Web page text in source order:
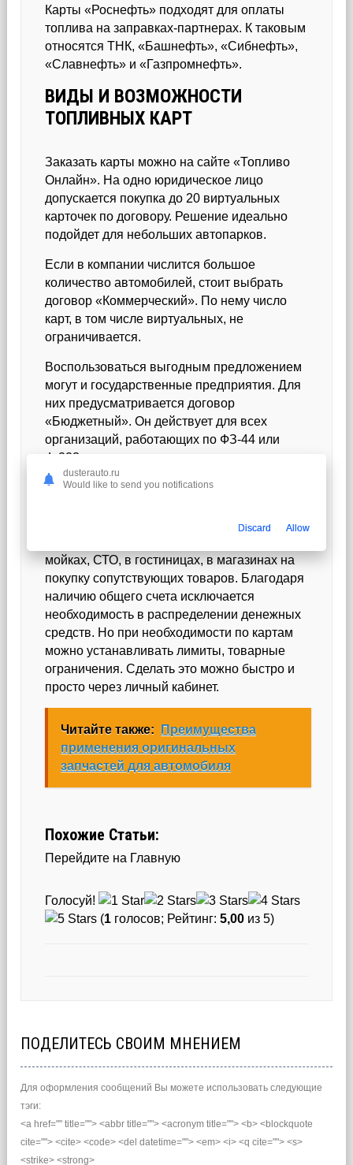
Карты «Роснефть» подходят для оплаты
топлива на заправках-партнерах. К таковым
относятся ТНК, «Башнефть», «Сибнефть»,
«Славнефть» и «Газпромнефть».
ВИДЫ И ВОЗМОЖНОСТИ
ТОПЛИВНЫХ КАРТ
Заказать карты можно на сайте «Топливо
Онлайн». На одно юридическое лицо
допускается покупка до 20 виртуальных
карточек по договору. Решение идеально
подойдет для небольших автопарков.
Если в компании числится большое
количество автомобилей, стоит выбрать
договор «Коммерческий». По нему число
карт, в том числе виртуальных, не
ограничивается.
Воспользоваться выгодным предложением
могут и государственные предприятия. Для
них предусматривается договор
«Бюджетный». Он действует для всех
организаций, работающих по ФЗ-44 или
Ф-223.
В настоящее времятопливная карта
безналичные расчеты не только на
мойках, СТО, в гостиницах, в магазинах на
покупку сопутствующих товаров. Благодаря
наличию общего счета исключается
необходимость в распределении денежных
средств. Но при необходимости по картам
можно устанавливать лимиты, товарные
ограничения. Сделать это можно быстро и
просто через личный кабинет.
Читайте также:
Преимущества
применения оригинальных
запчастей для автомобиля
Похожие Статьи:
Перейдите на Главную
Голосуй!
(1 голосов; Рейтинг:5,00 из 5)
ПОДЕЛИТЕСЬ СВОИМ МНЕНИЕМ
Для оформления сообщений Вы можете использовать следующие
тэги:
<a href="" title=""> <abbr title=""> <acronym title=""> <b> <blockquote
cite=""> <cite> <code> <del datetime=""> <em> <i> <q cite=""> <s>
<strike> <strong>
dusterauto.ru
Would like to send you notifications
Discard Allow